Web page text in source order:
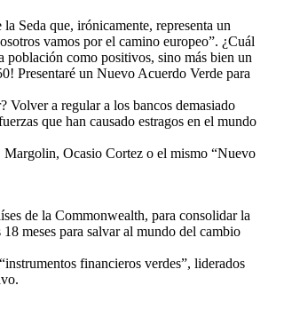
Seda que, irónicamente, representa un
vamos por el camino europeo”. ¿Cuál
población como positivos, sino más bien un
Presentaré un Nuevo Acuerdo Verde para
Volver a regular a los bancos demasiado
que han causado estragos en el mundo
Margolin, Ocasio Cortez o el mismo “Nuevo
de la Commonwealth, para consolidar la
meses para salvar al mundo del cambio
financieros verdes”, liderados